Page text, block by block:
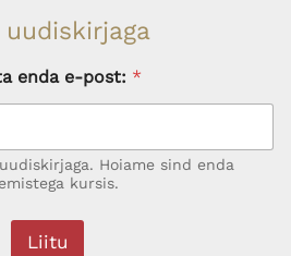
enda e-post: *
Hoiame sind enda
kursis.
Liitu